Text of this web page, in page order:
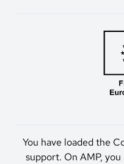
You have loaded the
support. On AMP,